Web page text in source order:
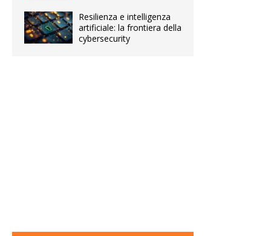
Resilienza e intelligenza
artificiale: la frontiera della
cybersecurity